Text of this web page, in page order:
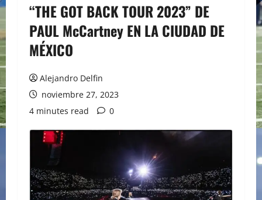
“THE GOT BACK TOUR 2023” DE
PAUL McCartney EN LA CIUDAD DE
MÉXICO
Alejandro Delfin
noviembre 27, 2023
4 minutes read
0